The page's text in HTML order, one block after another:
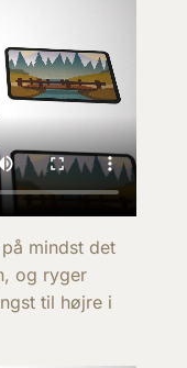
mindst det
og ryger
til højre i